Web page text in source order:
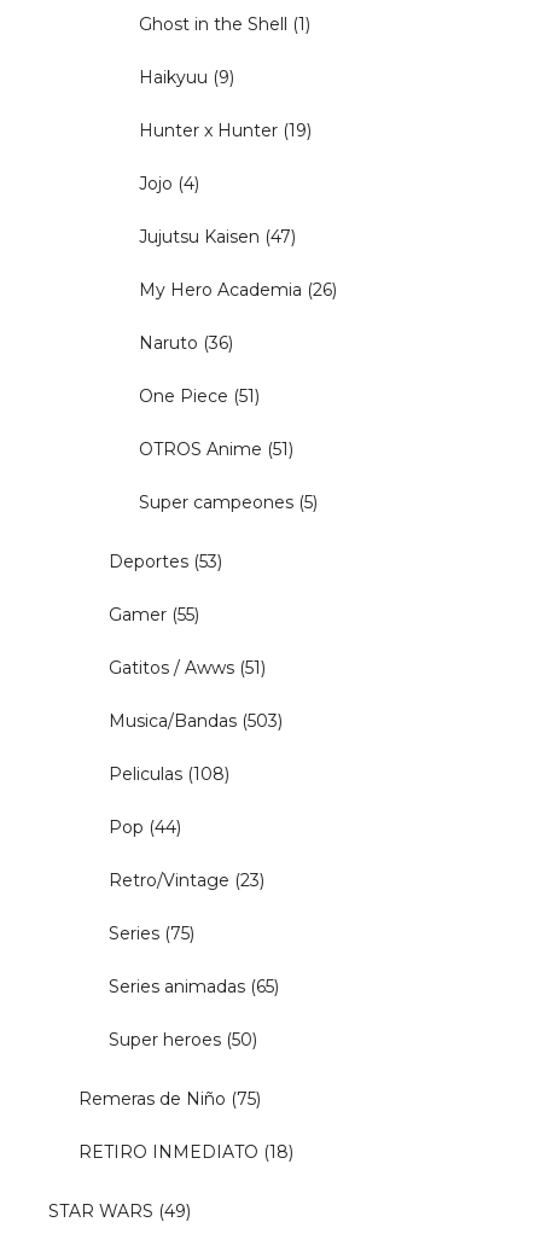
Ghost in the Shell (1)
Haikyuu (9)
Hunter x Hunter (19)
Jojo (4)
Jujutsu Kaisen (47)
My Hero Academia (26)
Naruto (36)
One Piece (51)
OTROS Anime (51)
Super campeones (5)
Deportes (53)
Gamer (55)
Gatitos / Awws (51)
Musica/Bandas (503)
Peliculas (108)
Pop (44)
Retro/Vintage (23)
Series (75)
Series animadas (65)
Super heroes (50)
Remeras de Niño (75)
RETIRO INMEDIATO (18)
STAR WARS (49)